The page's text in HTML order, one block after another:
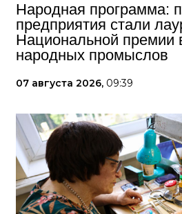
Народная программа:
предприятия стали
Национальной премии
народных промыслов
07 августа 2026, 09:39